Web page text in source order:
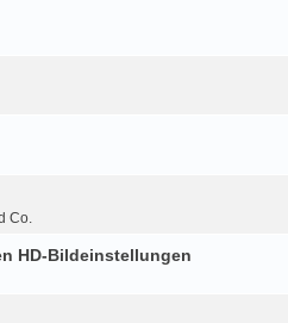
Co.
HD-Bildeinstellungen